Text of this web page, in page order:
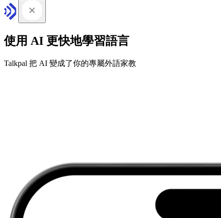
使用 AI 更快地學習語言
Talkpal 把 AI 變成了你的專屬外語家教